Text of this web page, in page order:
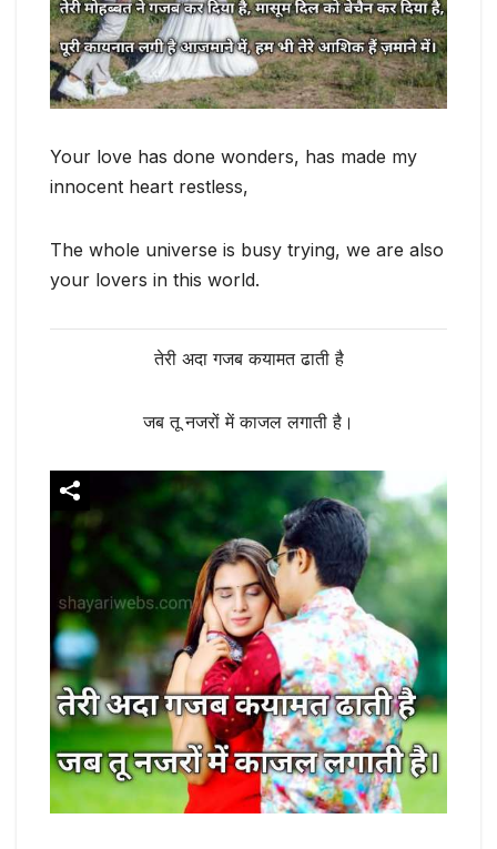
Your love has done wonders, has made my
innocent heart restless,
The whole universe is busy trying, we are also
your lovers in this world.
तेरी अदा गजब कयामत ढाती है
जब तू नजरों में काजल लगाती है।